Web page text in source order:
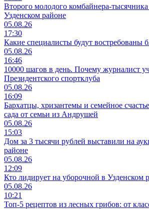
Второго молодого комбайнера-тысячника
Узденском районе
05.08.26
17:30
Какие специалисты будут востребованы
05.08.26
16:46
10000 шагов в день. Почему журналист
Президентского спортклуба
05.08.26
16:09
Бархатцы, хризантемы и семейное
сада от семьи из Андрушей
05.08.26
15:03
Дом за 3 тысячи рублей выставили на
районе
05.08.26
12:09
Кто лидирует на уборочной в Узденском
05.08.26
10:21
Топ-5 рецептов из лесных грибов: от